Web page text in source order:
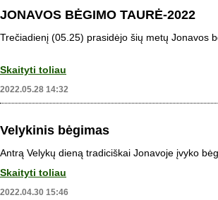
JONAVOS BĖGIMO TAURĖ-2022
Trečiadienį (05.25) prasidėjo šių metų Jonavos
Skaityti toliau
2022.05.28 14:32
Velykinis bėgimas
Antrą Velykų dieną tradiciškai Jonavoje įvyko
Skaityti toliau
2022.04.30 15:46